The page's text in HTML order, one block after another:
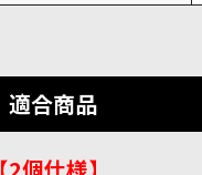
適合商品